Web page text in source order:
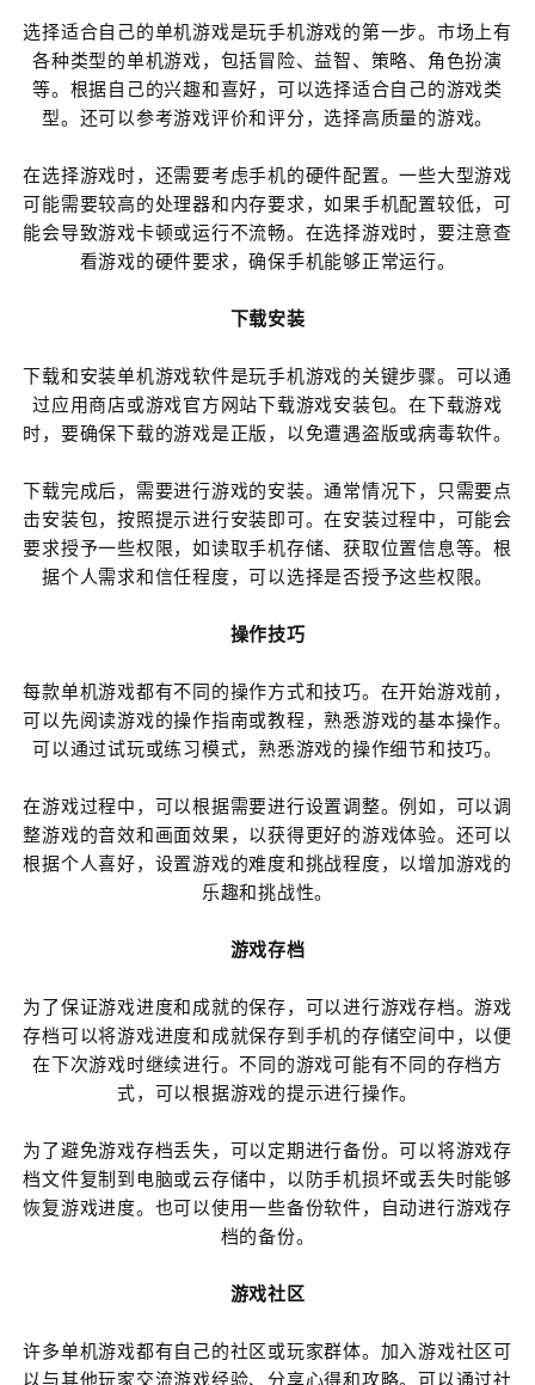
选择适合自己的单机游戏是玩手机游戏的第一步。市场上有
各种类型的单机游戏，包括冒险、益智、策略、角色扮演
等。根据自己的兴趣和喜好，可以选择适合自己的游戏类
型。还可以参考游戏评价和评分，选择高质量的游戏。
在选择游戏时，还需要考虑手机的硬件配置。一些大型游戏
可能需要较高的处理器和内存要求，如果手机配置较低，可
能会导致游戏卡顿或运行不流畅。在选择游戏时，要注意查
看游戏的硬件要求，确保手机能够正常运行。
下载安装
下载和安装单机游戏软件是玩手机游戏的关键步骤。可以通
过应用商店或游戏官方网站下载游戏安装包。在下载游戏
时，要确保下载的游戏是正版，以免遭遇盗版或病毒软件。
下载完成后，需要进行游戏的安装。通常情况下，只需要点
击安装包，按照提示进行安装即可。在安装过程中，可能会
要求授予一些权限，如读取手机存储、获取位置信息等。根
据个人需求和信任程度，可以选择是否授予这些权限。
操作技巧
每款单机游戏都有不同的操作方式和技巧。在开始游戏前，
可以先阅读游戏的操作指南或教程，熟悉游戏的基本操作。
可以通过试玩或练习模式，熟悉游戏的操作细节和技巧。
在游戏过程中，可以根据需要进行设置调整。例如，可以调
整游戏的音效和画面效果，以获得更好的游戏体验。还可以
根据个人喜好，设置游戏的难度和挑战程度，以增加游戏的
乐趣和挑战性。
游戏存档
为了保证游戏进度和成就的保存，可以进行游戏存档。游戏
存档可以将游戏进度和成就保存到手机的存储空间中，以便
在下次游戏时继续进行。不同的游戏可能有不同的存档方
式，可以根据游戏的提示进行操作。
为了避免游戏存档丢失，可以定期进行备份。可以将游戏存
档文件复制到电脑或云存储中，以防手机损坏或丢失时能够
恢复游戏进度。也可以使用一些备份软件，自动进行游戏存
档的备份。
游戏社区
许多单机游戏都有自己的社区或玩家群体。加入游戏社区可
以与其他玩家交流游戏经验、分享心得和攻略。可以通过社